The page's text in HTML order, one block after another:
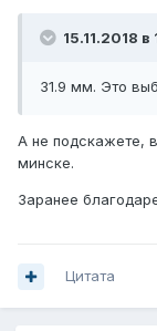
15.11.2018 в
31.9 мм. Это
А не подскажете,
минске.
Заранее
Цитата